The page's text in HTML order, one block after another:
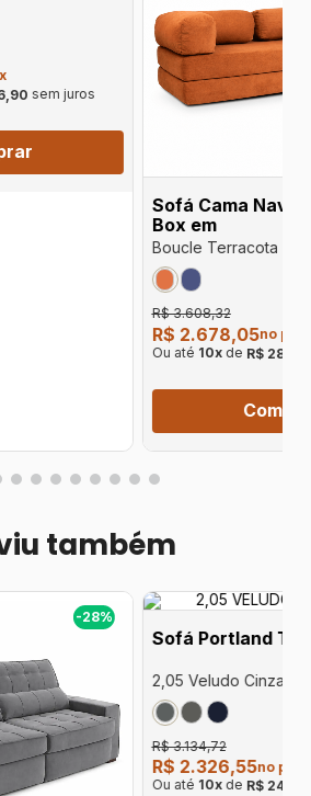
sem juros
Sofá Cama Navi
Box em
Boucle Terracota
R$ 3.608,32
R$ 2.678,05no pix
Ou até 10xde R$
também
-28%
Sofá Portland
2,05 Veludo Cinza
R$ 3.134,72
R$ 2.326,55no pix
Ou até 10xde R$